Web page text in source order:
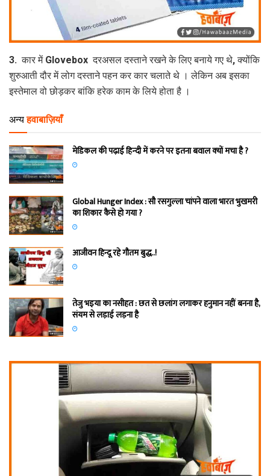
3. कार में Glovebox दरअसल दस्ताने रखने के लिए बनाये गए थे, क्योंकि
शुरुआती दौर में लोग दस्ताने पहन कर कार चलाते थे । लेकिन अब इसका
इस्‍तेमाल वो छोड़कर बांकि हरेक काम के लिये होता है ।
अन्य हवाबाज़ियाँ
मेडिकल की पढ़ाई हिन्‍दी में करने पर इतना बवाल क्‍यों मचा है ?
Global Hunger Index : सौ रसगुल्‍ला चांपने वाला भारत भुखमरी
का शिकार कैसे हो गया ?
आजीवन हिन्दू रहे गौतम बुद्ध..!
तेजु भइया का नसीहत : छत से छलांग लगाकर हनुमान नहीं बनना है,
संयम से लड़ाई लड़ना है